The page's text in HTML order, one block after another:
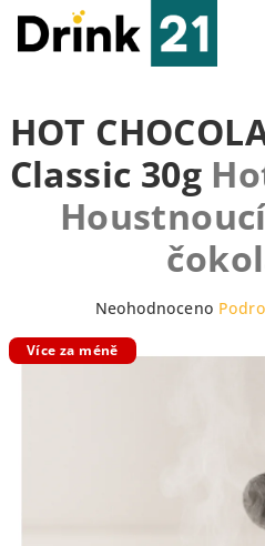
obsah
HOT
Classic 30g
Průměrné
produktu
Neohodnoceno
Více za méně